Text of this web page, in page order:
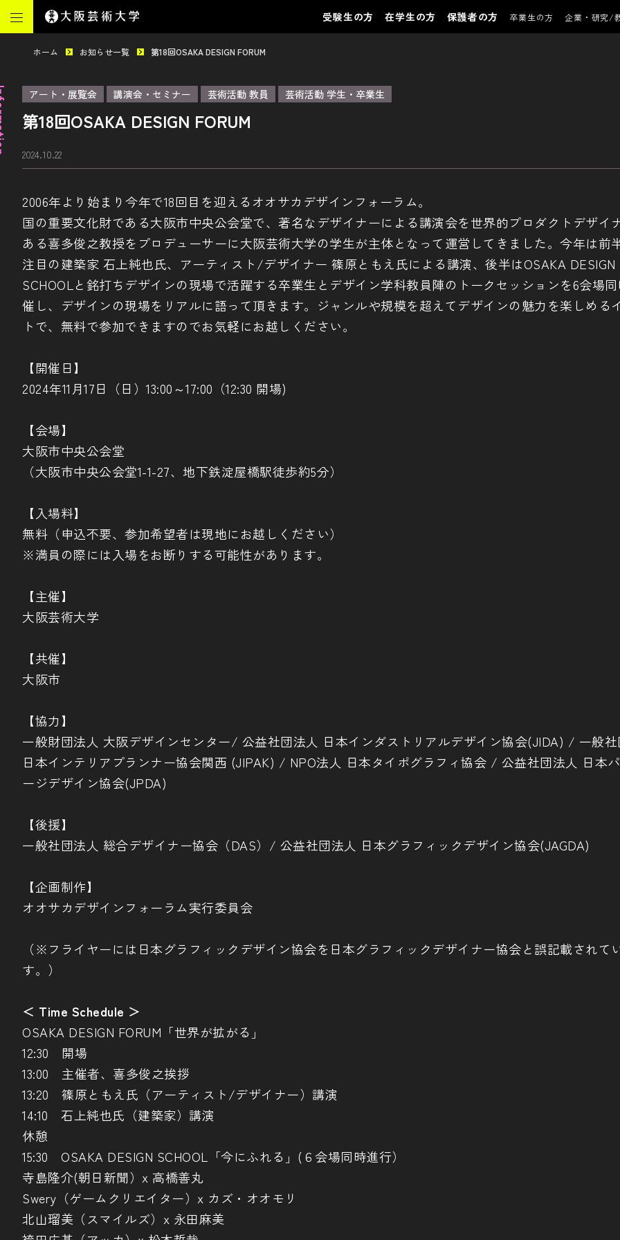
受験生の方 在学生の方 保護者の方 卒業生の方 企業・研究/
ホーム お知らせ一覧 第18回OSAKA DESIGN FORUM
アート・展覧会 講演会・セミナー 芸術活動 教員 芸術活動 学生・卒業生
第18回OSAKA DESIGN FORUM
2024.10.22
2006年より始まり今年で18回目を迎えるオオサカデザインフォーラム。
国の重要文化財である大阪市中央公会堂で、著名なデザイナーによる講演会を世界的プロダクトデザイ
ある喜多俊之教授をプロデューサーに大阪芸術大学の学生が主体となって運営してきました。今年は前
注目の建築家 石上純也氏、アーティスト/デザイナー 篠原ともえ氏による講演、後半はOSAKA DESIGN
SCHOOLと銘打ちデザインの現場で活躍する卒業生とデザイン学科教員陣のトークセッションを6会場
催し、デザインの現場をリアルに語って頂きます。ジャンルや規模を超えてデザインの魅力を楽しめる
トで、無料で参加できますのでお気軽にお越しください。
【開催日】
2024年11月17日（日）13:00～17:00（12:30 開場)
【会場】
大阪市中央公会堂
（大阪市中央公会堂1-1-27、地下鉄淀屋橋駅徒歩約5分）
【入場料】
無料（申込不要、参加希望者は現地にお越しください）
※満員の際には入場をお断りする可能性があります。
【主催】
大阪芸術大学
【共催】
大阪市
【協力】
一般財団法人 大阪デザインセンター/ 公益社団法人 日本インダストリアルデザイン協会(JIDA) / 一般
日本インテリアプランナー協会関西 (JIPAK) / NPO法人 日本タイポグラフィ協会 / 公益社団法人 日本
ージデザイン協会(JPDA)
【後援】
一般社団法人 総合デザイナー協会（DAS）/ 公益社団法人 日本グラフィックデザイン協会(JAGDA)
【企画制作】
オオサカデザインフォーラム実行委員会
（※フライヤーには日本グラフィックデザイン協会を日本グラフィックデザイナー協会と誤記載されて
す。）
＜ Time Schedule ＞
OSAKA DESIGN FORUM「世界が拡がる」
12:30 開場
13:00 主催者、喜多俊之挨拶
13:20 篠原ともえ氏（アーティスト/デザイナー）講演
14:10 石上純也氏（建築家）講演
休憩
15:30 OSAKA DESIGN SCHOOL「今にふれる」(６会場同時進行）
寺島隆介(朝日新聞）x 高橋善丸
Swery（ゲームクリエイター）x カズ・オオモリ
北山瑠美（スマイルズ）x 永田麻美